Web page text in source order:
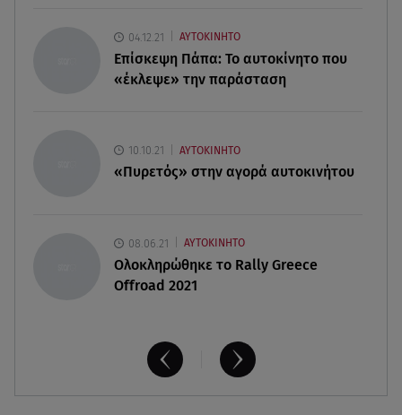
Νεκρή μεγαλόσωμη αρκούδα στην Καστοριά,
Τζο Μπάιντεν: Ο καρκίνος έχει εξαπλωθεί - Η
ανακοίνωση του γιου του
04.12.21 ΑΥΤΟΚΙΝΗΤΟ
Επίσκεψη Πάπα: Το αυτοκίνητο που
«έκλεψε» την παράσταση
10.10.21 ΑΥΤΟΚΙΝΗΤΟ
«Πυρετός» στην αγορά αυτοκινήτου
08.06.21 ΑΥΤΟΚΙΝΗΤΟ
Ολοκληρώθηκε το Rally Greece
Offroad 2021